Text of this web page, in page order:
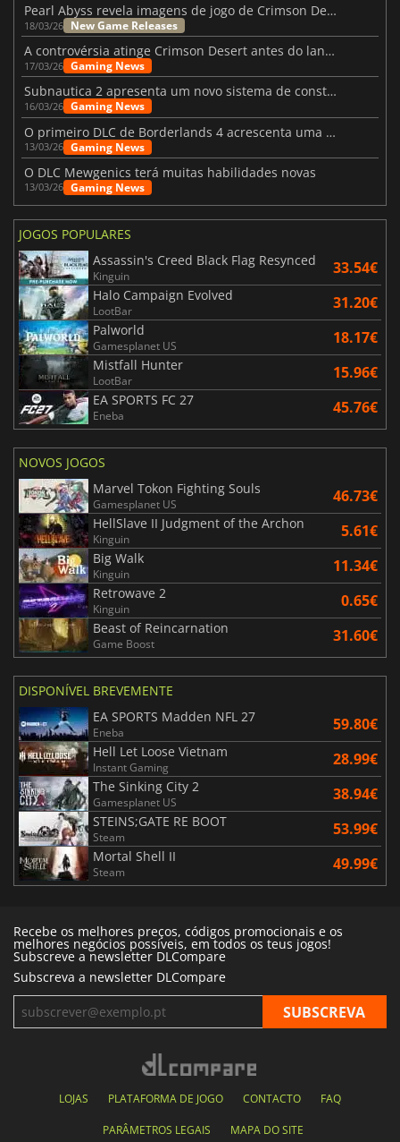
Pearl Abyss revela imagens de jogo de Crimson Desert para a PS5
18/03/26 New Game Releases
A controvérsia atinge Crimson Desert antes do lançamento
17/03/26 Gaming News
Subnautica 2 apresenta um novo sistema de construção de bases
16/03/26 Gaming News
O primeiro DLC de Borderlands 4 acrescenta uma nova personagem e muito mais
13/03/26 Gaming News
O DLC Mewgenics terá muitas habilidades novas
13/03/26 Gaming News
JOGOS POPULARES
Assassin's Creed Black Flag Resynced
Kinguin 33.54€
Halo Campaign Evolved
LootBar 31.20€
Palworld
Gamesplanet US 18.17€
Mistfall Hunter
LootBar 15.96€
EA SPORTS FC 27
Eneba 45.76€
NOVOS JOGOS
Marvel Tokon Fighting Souls
Gamesplanet US 46.73€
HellSlave II Judgment of the Archon
Kinguin 5.61€
Big Walk
Kinguin 11.34€
Retrowave 2
Kinguin 0.65€
Beast of Reincarnation
Game Boost 31.60€
DISPONÍVEL BREVEMENTE
EA SPORTS Madden NFL 27
Eneba 59.80€
Hell Let Loose Vietnam
Instant Gaming 28.99€
The Sinking City 2
Gamesplanet US 38.94€
STEINS;GATE RE BOOT
Steam 53.99€
Mortal Shell II
Steam 49.99€
Recebe os melhores preços, códigos promocionais e os
melhores negócios possíveis, em todos os teus jogos!
Subscreve a newsletter DLCompare
Subscreva a newsletter DLCompare
LOJAS PLATAFORMA DE JOGO CONTACTO FAQ
PARÂMETROS LEGAIS MAPA DO SITE